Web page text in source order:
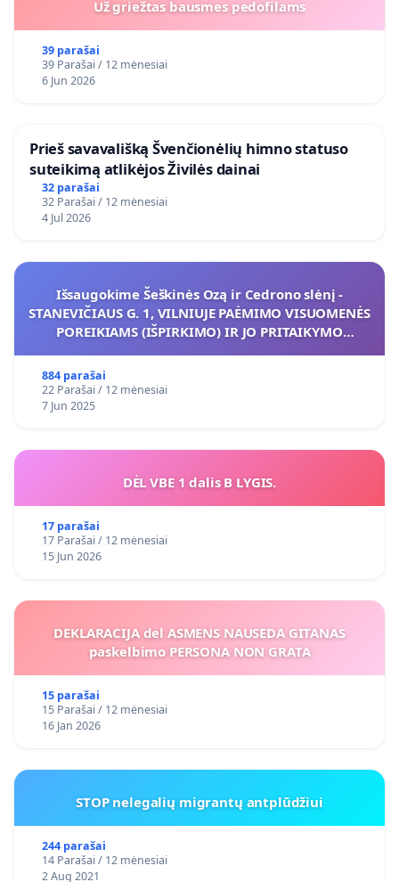
Už griežtas bausmes pedofilams
39 parašai
39 Parašai / 12 mėnesiai
6 Jun 2026
​Prieš savavališką Švenčionėlių himno statuso
suteikimą atlikėjos Živilės dainai
32 parašai
32 Parašai / 12 mėnesiai
4 Jul 2026
Išsaugokime Šeškinės Ozą ir Cedrono slėnį -
STANEVIČIAUS G. 1, VILNIUJE PAĖMIMO VISUOMENĖS
POREIKIAMS (IŠPIRKIMO) IR JO PRITAIKYMO
884 parašai
22 Parašai / 12 mėnesiai
7 Jun 2025
DĖL VBE 1 dalis B LYGIS.
17 parašai
17 Parašai / 12 mėnesiai
15 Jun 2026
DEKLARACIJA del ASMENS NAUSEDA GITANAS
paskelbimo PERSONA NON GRATA
15 parašai
15 Parašai / 12 mėnesiai
16 Jan 2026
STOP nelegalių migrantų antplūdžiui
244 parašai
14 Parašai / 12 mėnesiai
2 Aug 2021